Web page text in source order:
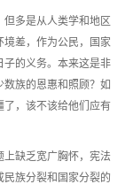
多是从人类学和地区
境差，作为公民，国家
子的义务。本来这是非
族的恩惠和照顾？如
了，该不该给他们应有
上缺乏宽广胸怀，宪法
族分裂和国家分裂的